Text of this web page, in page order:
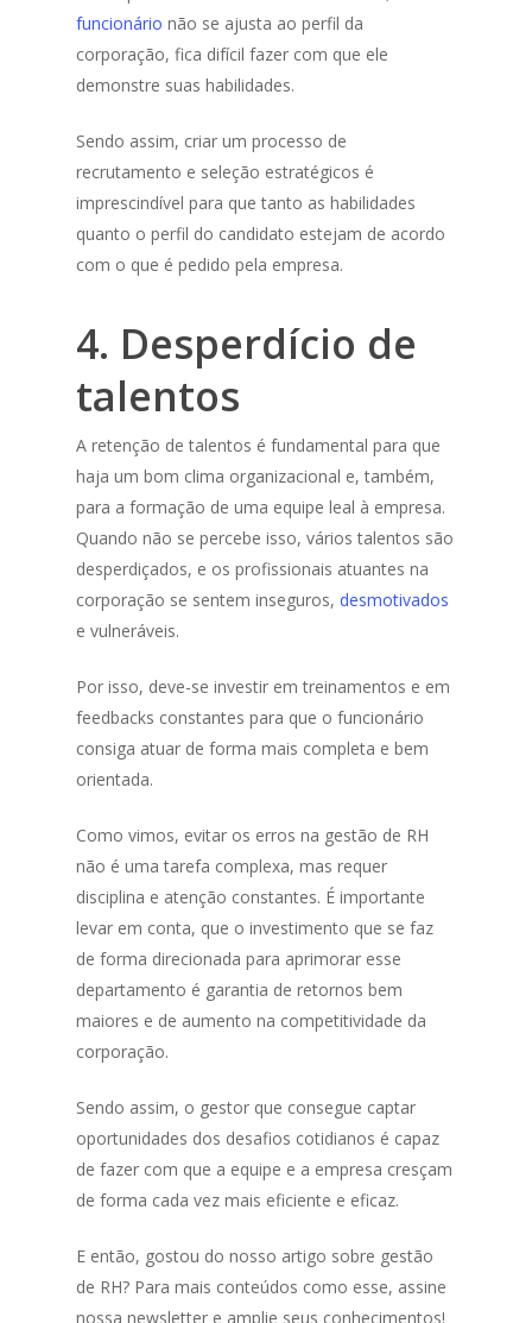
funcionário não se ajusta ao perfil da
corporação, fica difícil fazer com que ele
demonstre suas habilidades.
Sendo assim, criar um processo de
recrutamento e seleção estratégicos é
imprescindível para que tanto as habilidades
quanto o perfil do candidato estejam de acordo
com o que é pedido pela empresa.
4. Desperdício de
talentos
A retenção de talentos é fundamental para que
haja um bom clima organizacional e, também,
para a formação de uma equipe leal à empresa.
Quando não se percebe isso, vários talentos são
desperdiçados, e os profissionais atuantes na
corporação se sentem inseguros, desmotivados
e vulneráveis.
Por isso, deve-se investir em treinamentos e em
feedbacks constantes para que o funcionário
consiga atuar de forma mais completa e bem
orientada.
Como vimos, evitar os erros na gestão de RH
não é uma tarefa complexa, mas requer
disciplina e atenção constantes. É importante
levar em conta, que o investimento que se faz
de forma direcionada para aprimorar esse
departamento é garantia de retornos bem
maiores e de aumento na competitividade da
corporação.
Sendo assim, o gestor que consegue captar
oportunidades dos desafios cotidianos é capaz
de fazer com que a equipe e a empresa cresçam
de forma cada vez mais eficiente e eficaz.
E então, gostou do nosso artigo sobre gestão
de RH? Para mais conteúdos como esse, assine
nossa newsletter e amplie seus conhecimentos!